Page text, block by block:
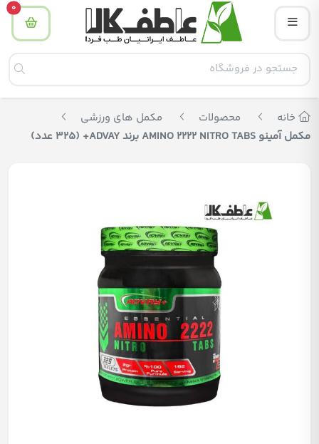
0
خانه محصولات
مکمل های ورزشی
مکمل آمینو AMINO 2222 NITRO TABS برند ADVAY+ (325 عدد)